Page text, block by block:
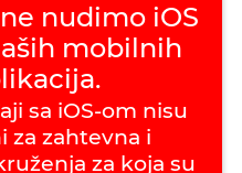
nudimo iOS
mobilnih
sa iOS-om nisu
za zahtevna i
za koja su